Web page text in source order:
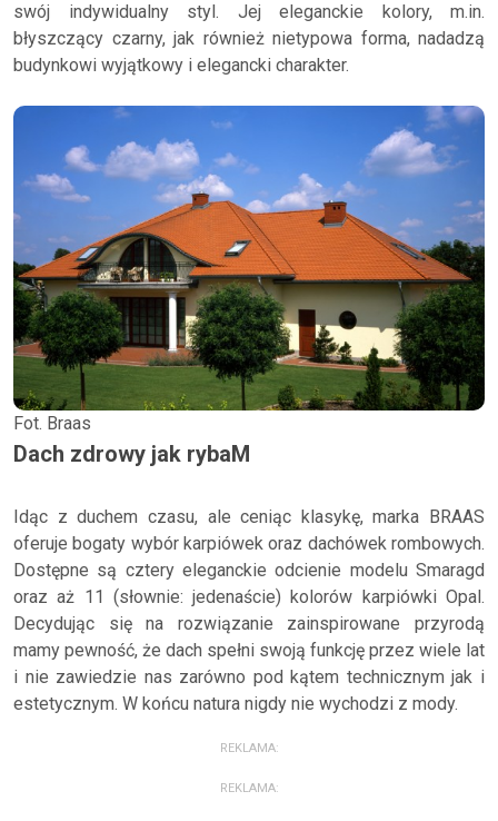
swój indywidualny styl. Jej eleganckie kolory, m.in.
błyszczący czarny, jak również nietypowa forma, nadadzą
budynkowi wyjątkowy i elegancki charakter.
Fot. Braas
Dach zdrowy jak rybaM
Idąc z duchem czasu, ale ceniąc klasykę, marka BRAAS
oferuje bogaty wybór karpiówek oraz dachówek rombowych.
Dostępne są cztery eleganckie odcienie modelu Smaragd
oraz aż 11 (słownie: jedenaście) kolorów karpiówki Opal.
Decydując się na rozwiązanie zainspirowane przyrodą
mamy pewność, że dach spełni swoją funkcję przez wiele lat
i nie zawiedzie nas zarówno pod kątem technicznym jak i
estetycznym. W końcu natura nigdy nie wychodzi z mody.
REKLAMA:
REKLAMA: